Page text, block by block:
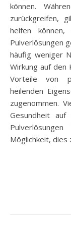
können.
zurückgreifen,
helfen
Pulverlösungen
häufig weniger
Wirkung auf den
Vorteile von
heilenden
zugenommen.
Gesundheit
Möglichkeit, dies